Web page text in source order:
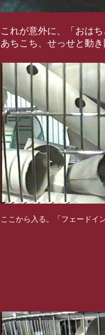
これが意外に、「おは
あちこち、せっせと動き
ここから入る。「フェードイン